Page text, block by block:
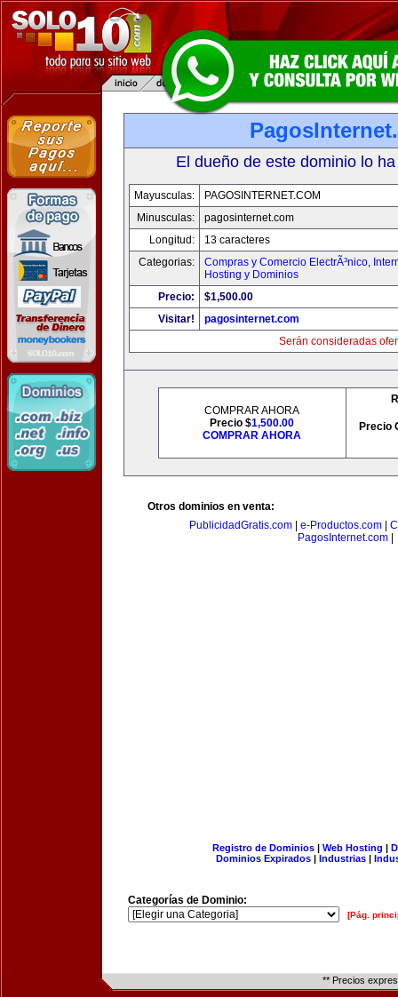
El dueño de este dominio lo
Mayusculas:
PAGOSINTERNET.COM
Minusculas:
pagosinternet.com
Longitud:
13 caracteres
Categorias:
Compras y Comercio ElectrÃ³nico,
Hosting y Dominios
Precio:
$1,500.00
Visitar!
pagosinternet.com
Serán consideradas
COMPRAR AHORA
Precio $1,500.00
COMPRAR AHORA
Precio
Otros dominios en venta:
PublicidadGratis.com
e-Productos.com
PagosInternet.com
Registro de Dominios| Web Hosting |
Dominios Expirados | Industrias |
Categorías de Dominio:
[Pág.
** Precios